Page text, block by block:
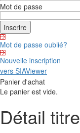
Mot de passe
Mot de passe oublié?
Nouvelle inscription
vers SIAViewer
Panier d'achat
Le panier est vide.
Détail titre